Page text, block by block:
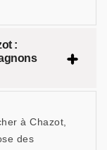
:
à Chazot,
des